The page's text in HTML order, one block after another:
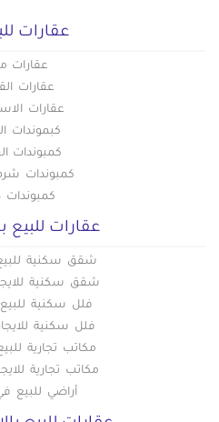
عقارات
عقارات
عقارات
عقارات
كبموندات
كمبوندات
كمبوندات
عقارات للبيع
شقق سكنية
شقق سكنية
فلل سكنية
فلل سكنية
مكاتب تجارية
مكاتب تجارية
أراضي للبيع